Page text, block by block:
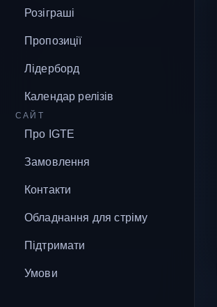
Розіграші
Пропозиції
Лідерборд
Календар релізів
САЙТ
Про IGTE
Замовлення
Контакти
Обладнання для стріму
Підтримати
Умови